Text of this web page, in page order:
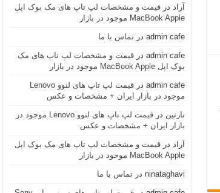
آراد درقیمت و مشخصات لپ تاپ های مک بوک اپل
MacBook Apple موجود در بازار
admin cafe درتماس با ما
admin cafe درقیمت و مشخصات لپ تاپ های مک
بوک اپل MacBook Apple موجود در بازار
admin cafe در
قیمت لپ تاپ های لنوو Lenovo
موجود در بازار ایران + مشخصات و عکس
نازنین در
قیمت لپ تاپ های لنوو Lenovo موجود در
بازار ایران + مشخصات و عکس
آراد درقیمت و مشخصات لپ تاپ های مک بوک اپل
MacBook Apple موجود در بازار
ninataghavi درتماس با ما